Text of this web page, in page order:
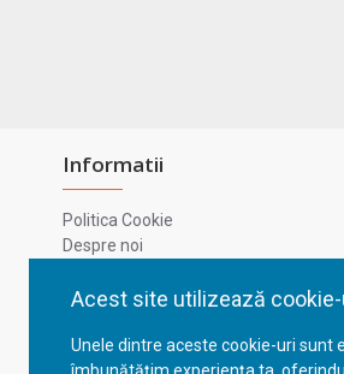
Acest site utilizează cookie-
Unele dintre aceste cookie-uri sunt
Informatii
Politica Cookie
Despre noi
Confidentialitate
GDPR - Datele tale